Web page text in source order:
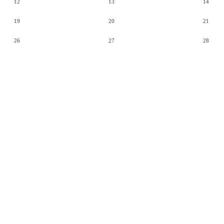
12 13 14
19 20 21
26 27 28